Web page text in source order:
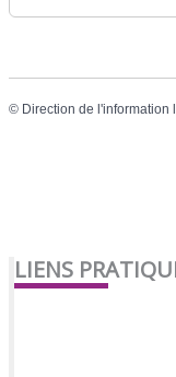
© Direction de l'information
LIENS